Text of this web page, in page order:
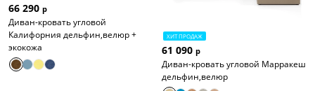
66 290 р
Диван-кровать угловой
Калифорния дельфин,велюр +
экокожа
ХИТ ПРОДАЖ
61 090 р
Диван-кровать угловой Марракеш
дельфин,велюр